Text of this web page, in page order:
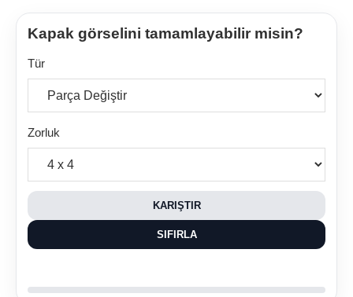
Kapak görselini tamamlayabilir misin?
Tür
Zorluk
KARIŞTIR
SIFIRLA